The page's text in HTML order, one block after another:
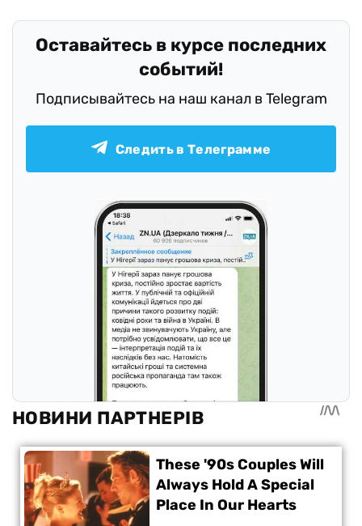
Оставайтесь в курсе последних
событий!
Подписывайтесь на наш канал в Telegram
Следить в Телеграмме